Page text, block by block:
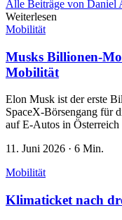
Alle Beiträge von Daniel
Weiterlesen
Mobilität
Musks Billionen-
Mobilität
Elon Musk ist der erste
SpaceX-Börsengang für
auf E-Autos in Österreich
11. Juni 2026 · 6 Min.
Mobilität
Klimaticket nach